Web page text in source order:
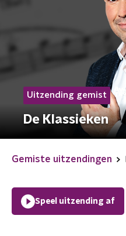
Uitzending gemist
De Klassieken
Gemiste uitzendingen
Speel uitzending af